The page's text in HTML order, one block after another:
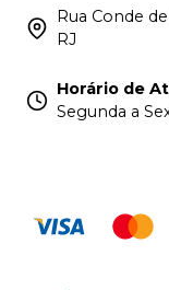
Rua Conde
RJ
Horário de
Segunda a